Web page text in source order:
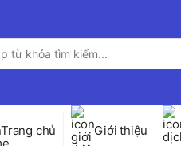
Trang chủ Giới thiệu